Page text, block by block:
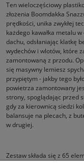
Ten wieloczęściowy
złożenia Boomdakka
prędkości, unika zwykłej
każdego kawałka metalu
dachu, odsłaniając klatkę
wydechów i wlotów, które
zamontowaną z przodu.
się masywny lemiesz
przypiętym - jakby tego
powietrza zamontowany
strony, spoglądając przed
gdy za kierownicą siedzi
balansuje na plecach, z
w drugiej.
Zestaw składa się z 65